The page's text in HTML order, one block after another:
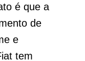
é que a
de
e
tem